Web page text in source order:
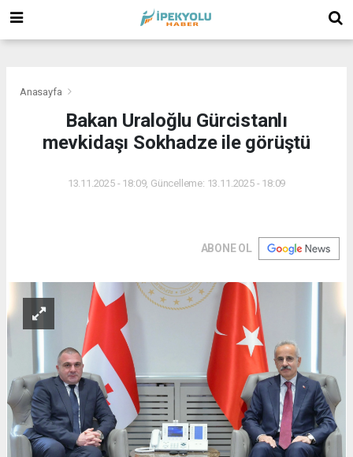
Anasayfa
Bakan Uraloğlu Gürcistanlı
mevkidaşı Sokhadze ile görüştü
13.11.2025 - 18:09, Güncelleme: 13.11.2025 - 18:09
ABONE OL